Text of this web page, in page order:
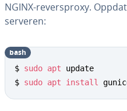
NGINX-reversproxy.
serveren:
$ sudo apt update
$ sudo apt install
bash